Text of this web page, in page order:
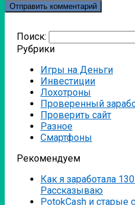
Поиск:
Рубрики
Игры на Деньги
Инвестиции
Лохотроны
Проверенный
Проверить сайт
Разное
Смартфоны
Рекомендуем
Как я заработала
Рассказываю
PotokCash и